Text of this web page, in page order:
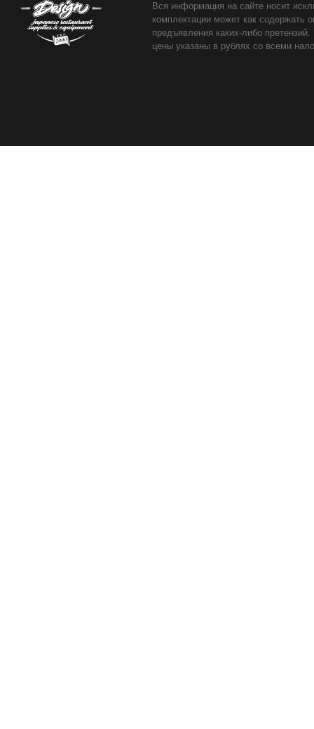
Вся информация на сайте носит
комплектации может как содержать
предъявления каких-либо
цены указаны в рублях со всеми